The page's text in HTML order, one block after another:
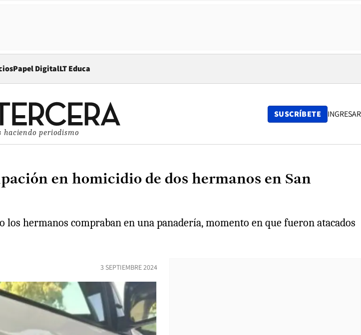
Papel DigitalOpens in new window
LT Educa
haciendo periodismo
SUSCRÍBETE INGRESAR
en homicidio de dos hermanos en San
los hermanos compraban en una panadería, momento en que fueron atacados
3 SEPTIEMBRE 2024